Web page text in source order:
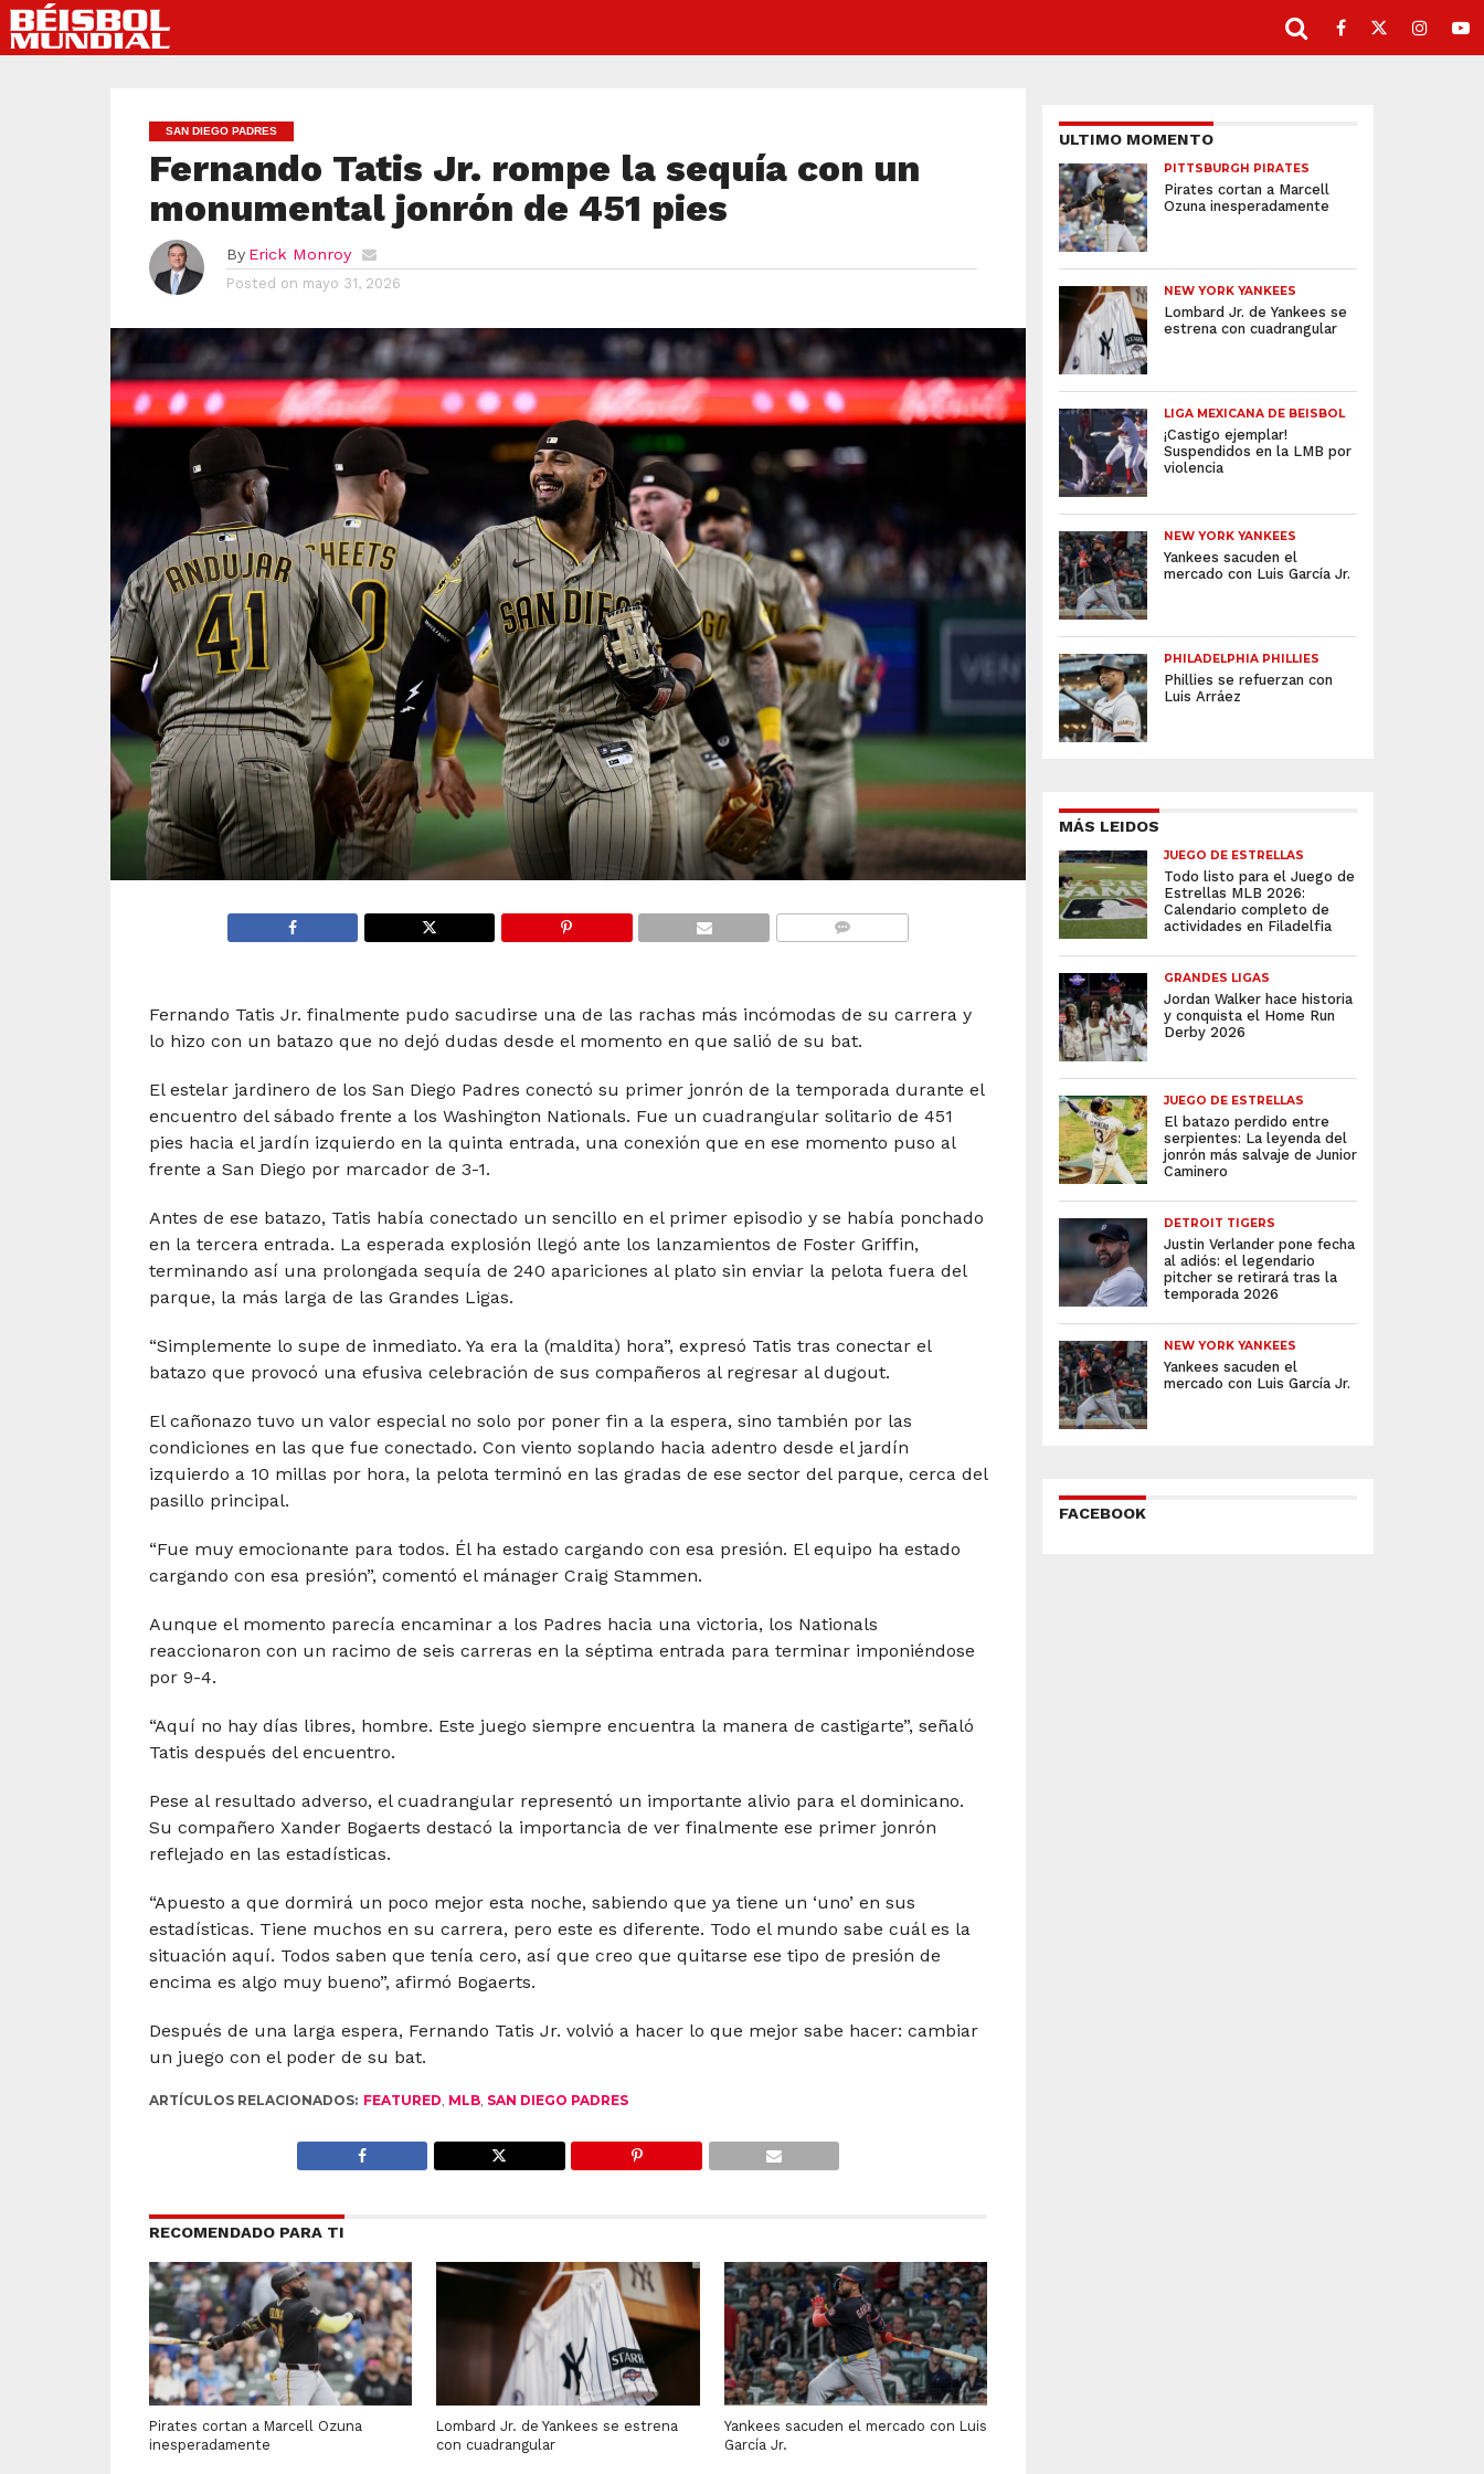
SAN DIEGO PADRES
Fernando Tatis Jr. rompe la sequía con un
monumental jonrón de 451 pies
By Erick Monroy
Posted on mayo 31, 2026
Fernando Tatis Jr. finalmente pudo sacudirse una de las rachas más incómodas de su carrera y
lo hizo con un batazo que no dejó dudas desde el momento en que salió de su bat.
El estelar jardinero de los San Diego Padres conectó su primer jonrón de la temporada durante el
encuentro del sábado frente a los Washington Nationals. Fue un cuadrangular solitario de 451
pies hacia el jardín izquierdo en la quinta entrada, una conexión que en ese momento puso al
frente a San Diego por marcador de 3-1.
Antes de ese batazo, Tatis había conectado un sencillo en el primer episodio y se había ponchado
en la tercera entrada. La esperada explosión llegó ante los lanzamientos de Foster Griffin,
terminando así una prolongada sequía de 240 apariciones al plato sin enviar la pelota fuera del
parque, la más larga de las Grandes Ligas.
“Simplemente lo supe de inmediato. Ya era la (maldita) hora”, expresó Tatis tras conectar el
batazo que provocó una efusiva celebración de sus compañeros al regresar al dugout.
El cañonazo tuvo un valor especial no solo por poner fin a la espera, sino también por las
condiciones en las que fue conectado. Con viento soplando hacia adentro desde el jardín
izquierdo a 10 millas por hora, la pelota terminó en las gradas de ese sector del parque, cerca del
pasillo principal.
“Fue muy emocionante para todos. Él ha estado cargando con esa presión. El equipo ha estado
cargando con esa presión”, comentó el mánager Craig Stammen.
Aunque el momento parecía encaminar a los Padres hacia una victoria, los Nationals
reaccionaron con un racimo de seis carreras en la séptima entrada para terminar imponiéndose
por 9-4.
“Aquí no hay días libres, hombre. Este juego siempre encuentra la manera de castigarte”, señaló
Tatis después del encuentro.
Pese al resultado adverso, el cuadrangular representó un importante alivio para el dominicano.
Su compañero Xander Bogaerts destacó la importancia de ver finalmente ese primer jonrón
reflejado en las estadísticas.
“Apuesto a que dormirá un poco mejor esta noche, sabiendo que ya tiene un ‘uno’ en sus
estadísticas. Tiene muchos en su carrera, pero este es diferente. Todo el mundo sabe cuál es la
situación aquí. Todos saben que tenía cero, así que creo que quitarse ese tipo de presión de
encima es algo muy bueno”, afirmó Bogaerts.
Después de una larga espera, Fernando Tatis Jr. volvió a hacer lo que mejor sabe hacer: cambiar
un juego con el poder de su bat.
ARTÍCULOS RELACIONADOS: FEATURED, MLB, SAN DIEGO PADRES
RECOMENDADO PARA TI
Pirates cortan a Marcell Ozuna
inesperadamente
Lombard Jr. de Yankees se estrena
con cuadrangular
Yankees sacuden el mercado con Luis
García Jr.
ULTIMO MOMENTO
PITTSBURGH PIRATES
Pirates cortan a Marcell
Ozuna inesperadamente
NEW YORK YANKEES
Lombard Jr. de Yankees se
estrena con cuadrangular
LIGA MEXICANA DE BEISBOL
¡Castigo ejemplar!
Suspendidos en la LMB por
violencia
NEW YORK YANKEES
Yankees sacuden el
mercado con Luis García Jr.
PHILADELPHIA PHILLIES
Phillies se refuerzan con
Luis Arráez
MÁS LEIDOS
JUEGO DE ESTRELLAS
Todo listo para el Juego de
Estrellas MLB 2026:
Calendario completo de
actividades en Filadelfia
GRANDES LIGAS
Jordan Walker hace historia
y conquista el Home Run
Derby 2026
JUEGO DE ESTRELLAS
El batazo perdido entre
serpientes: La leyenda del
jonrón más salvaje de Junior
Caminero
DETROIT TIGERS
Justin Verlander pone fecha
al adiós: el legendario
pitcher se retirará tras la
temporada 2026
NEW YORK YANKEES
Yankees sacuden el
mercado con Luis García Jr.
FACEBOOK